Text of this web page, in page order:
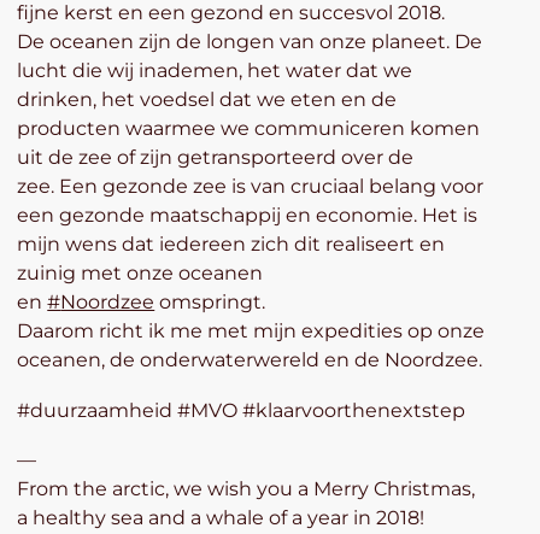
fijne kerst en een gezond en succesvol 2018.
De oceanen zijn de longen van onze planeet. De
lucht die wij inademen, het water dat we
drinken, het voedsel dat we eten en de
producten waarmee we communiceren komen
uit de zee of zijn getransporteerd over de
zee. Een gezonde zee is van cruciaal belang voor
een gezonde maatschappij en economie. Het is
mijn wens dat iedereen zich dit realiseert en
zuinig met onze oceanen
en#Noordzee omspringt.
Daarom richt ik me met mijn expedities op onze
oceanen, de onderwaterwereld en de Noordzee.
#duurzaamheid #MVO #klaarvoorthenextstep
—
From the arctic, we wish you a Merry Christmas,
a healthy sea and a whale of a year in 2018!